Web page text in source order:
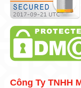
Công Ty TNHH